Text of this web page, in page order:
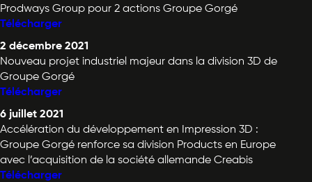
Prodways Group pour 2 actions Groupe Gorgé
Télécharger
2 décembre 2021
Nouveau projet industriel majeur dans la division 3D de
Groupe Gorgé
Télécharger
6 juillet 2021
Accélération du développement en Impression 3D :
Groupe Gorgé renforce sa division Products en Europe
avec l’acquisition de la société allemande Creabis
Télécharger